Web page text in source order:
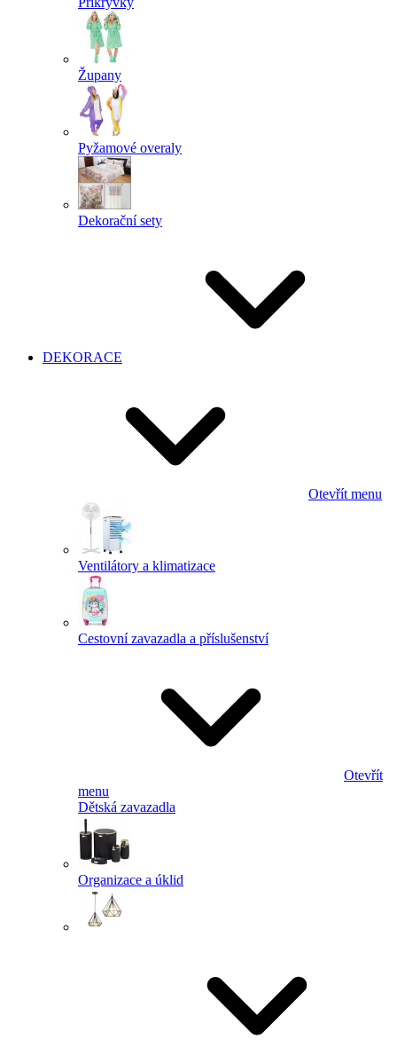
Župany
Pyžamové overaly
Dekorační sety
DEKORACE
Otevřít menu
Ventilátory a klimatizace
Cestovní zavazadla a příslušenství
Otevřít
menu
Dětská zavazadla
Organizace a úklid